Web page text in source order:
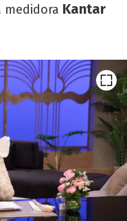
medidora Kantar